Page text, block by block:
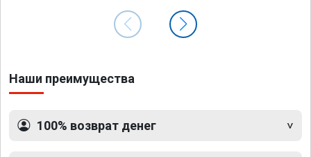
Наши преимущества
100% возврат денег